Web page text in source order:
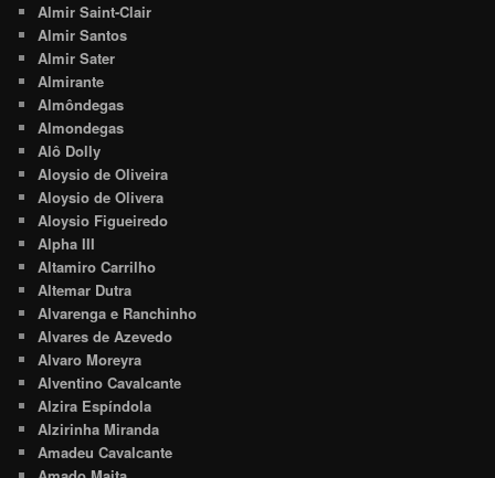
Almir Saint-Clair
Almir Santos
Almir Sater
Almirante
Almôndegas
Almondegas
Alô Dolly
Aloysio de Oliveira
Aloysio de Olivera
Aloysio Figueiredo
Alpha III
Altamiro Carrilho
Altemar Dutra
Alvarenga e Ranchinho
Alvares de Azevedo
Alvaro Moreyra
Alventino Cavalcante
Alzira Espíndola
Alzirinha Miranda
Amadeu Cavalcante